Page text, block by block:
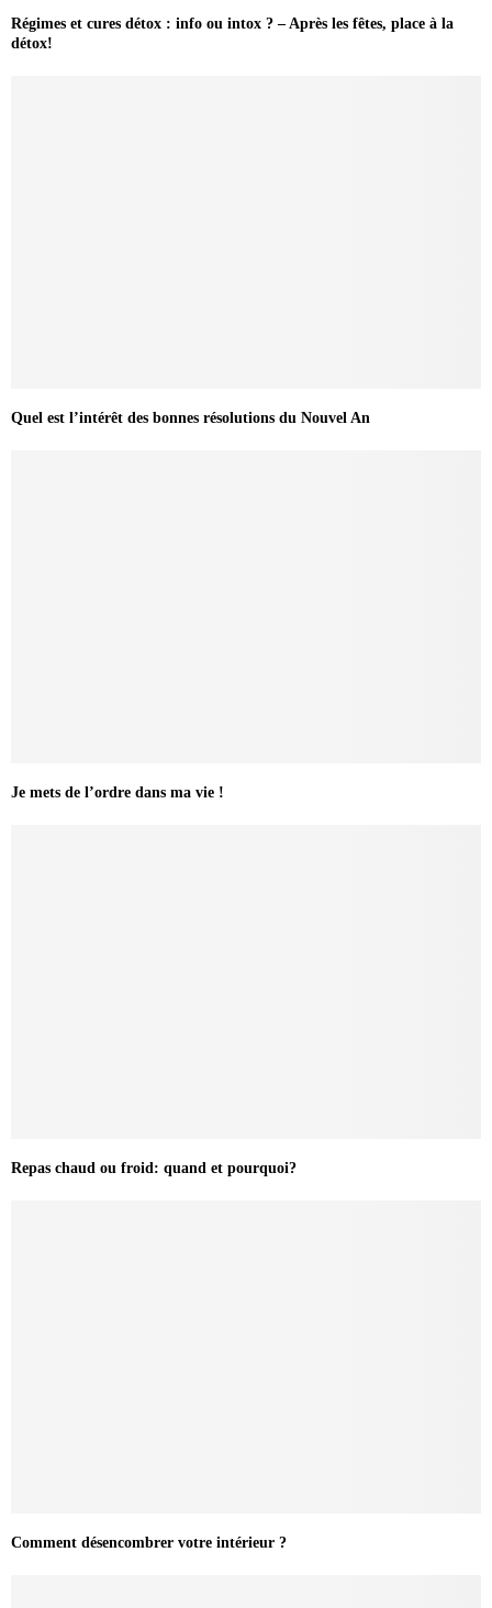
Régimes et cures détox : info ou intox ? – Après les fêtes, place à la
détox!
Quel est l’intérêt des bonnes résolutions du Nouvel An
Je mets de l’ordre dans ma vie !
Repas chaud ou froid: quand et pourquoi?
Comment désencombrer votre intérieur ?